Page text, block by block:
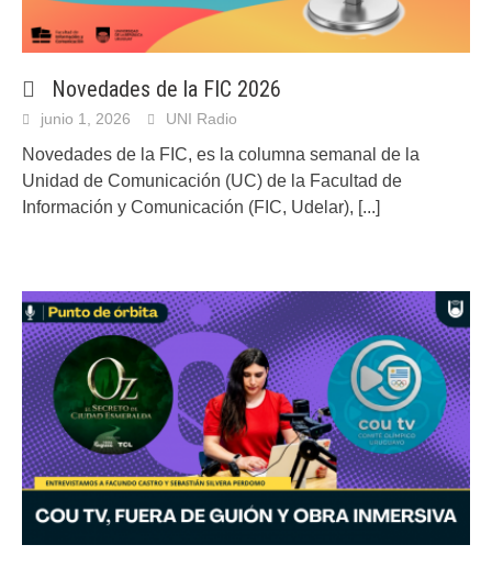
Novedades de la FIC 2026
junio 1, 2026 UNI Radio
Novedades de la FIC, es la columna semanal de la
Unidad de Comunicación (UC) de la Facultad de
Información y Comunicación (FIC, Udelar), [...]